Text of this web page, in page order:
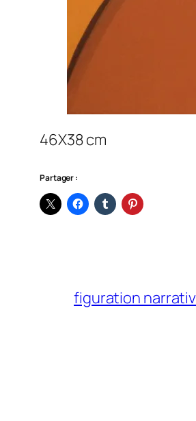
46X38 cm
Partager :
figuration